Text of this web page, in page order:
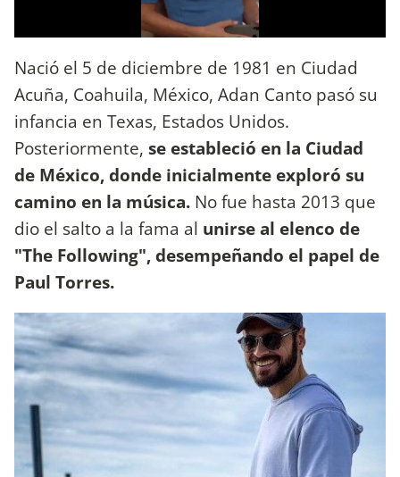
Nació el 5 de diciembre de 1981 en Ciudad
Acuña, Coahuila, México, Adan Canto pasó su
infancia en Texas, Estados Unidos.
Posteriormente, se estableció en la Ciudad
de México, donde inicialmente exploró su
camino en la música. No fue hasta 2013 que
dio el salto a la fama al unirse al elenco de
"The Following", desempeñando el papel de
Paul Torres.